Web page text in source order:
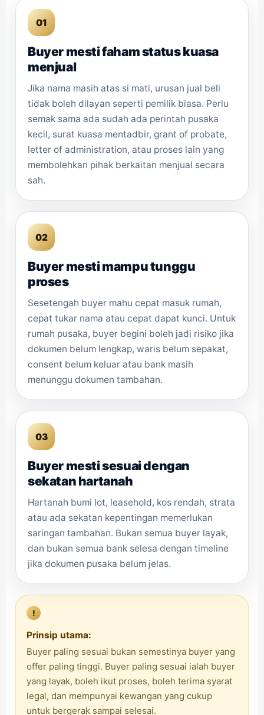
01
Buyer mesti faham status kuasa
menjual
Jika nama masih atas si mati, urusan jual beli
tidak boleh dilayan seperti pemilik biasa. Perlu
semak sama ada sudah ada perintah pusaka
kecil, surat kuasa mentadbir, grant of probate,
letter of administration, atau proses lain yang
membolehkan pihak berkaitan menjual secara
sah.
02
Buyer mesti mampu tunggu
proses
Sesetengah buyer mahu cepat masuk rumah,
cepat tukar nama atau cepat dapat kunci. Untuk
rumah pusaka, buyer begini boleh jadi risiko jika
dokumen belum lengkap, waris belum sepakat,
consent belum keluar atau bank masih
menunggu dokumen tambahan.
03
Buyer mesti sesuai dengan
sekatan hartanah
Hartanah bumi lot, leasehold, kos rendah, strata
atau ada sekatan kepentingan memerlukan
saringan tambahan. Bukan semua buyer layak,
dan bukan semua bank selesa dengan timeline
jika dokumen pusaka belum jelas.
!
Prinsip utama:
Buyer paling sesuai bukan semestinya buyer yang
offer paling tinggi. Buyer paling sesuai ialah buyer
yang layak, boleh ikut proses, boleh terima syarat
legal, dan mempunyai kewangan yang cukup
untuk bergerak sampai selesai.